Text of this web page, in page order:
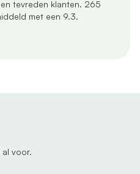
tevreden klanten. 265
met een 9.3.
voor.